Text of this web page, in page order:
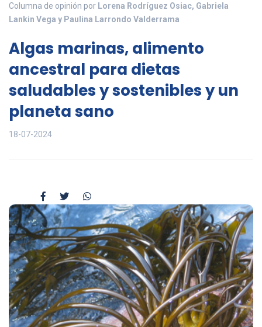
Columna de opinión por Lorena Rodríguez Osiac, Gabriela
Lankin Vega y Paulina Larrondo Valderrama
Algas marinas, alimento
ancestral para dietas
saludables y sostenibles y un
planeta sano
18-07-2024